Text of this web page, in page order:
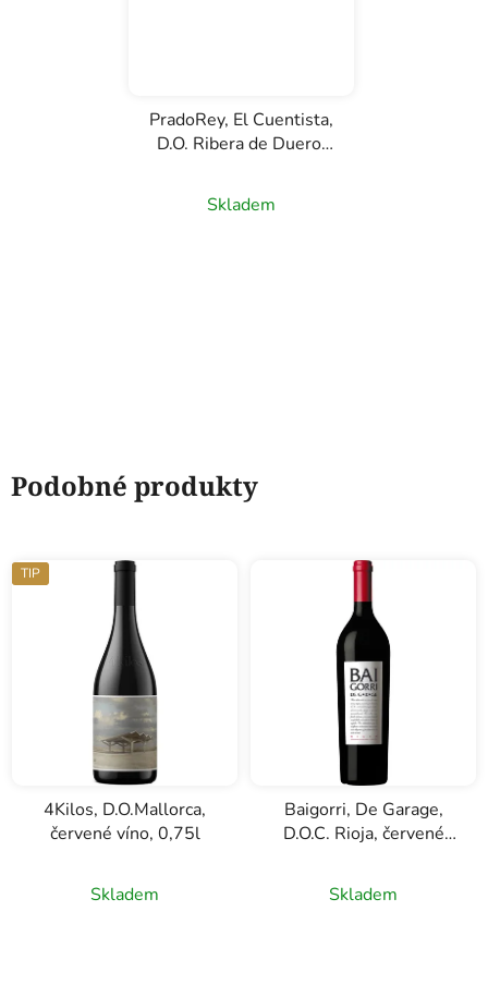
PradoRey, El Cuentista,
D.O. Ribera de Duero,
Skladem
Podobné produkty
TIP
4Kilos, D.O.Mallorca,
červené víno, 0,75l
hodnocení
Skladem
Baigorri, De Garage,
D.O.C. Rioja, červené
Skladem